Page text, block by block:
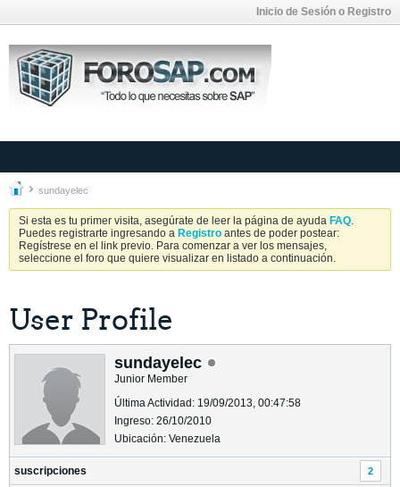
Inicio de Sesión o Registro
sundayelec
Si esta es tu primer visita, asegúrate de leer la página de ayuda FAQ.
Puedes registrarte ingresando a Registro antes de poder postear:
Regístrese en el link previo. Para comenzar a ver los mensajes,
seleccione el foro que quiere visualizar en listado a continuación.
User Profile
sundayelec
Junior Member
Última Actividad: 19/09/2013, 00:47:58
Ingreso: 26/10/2010
Ubicación: Venezuela
suscripciones 2